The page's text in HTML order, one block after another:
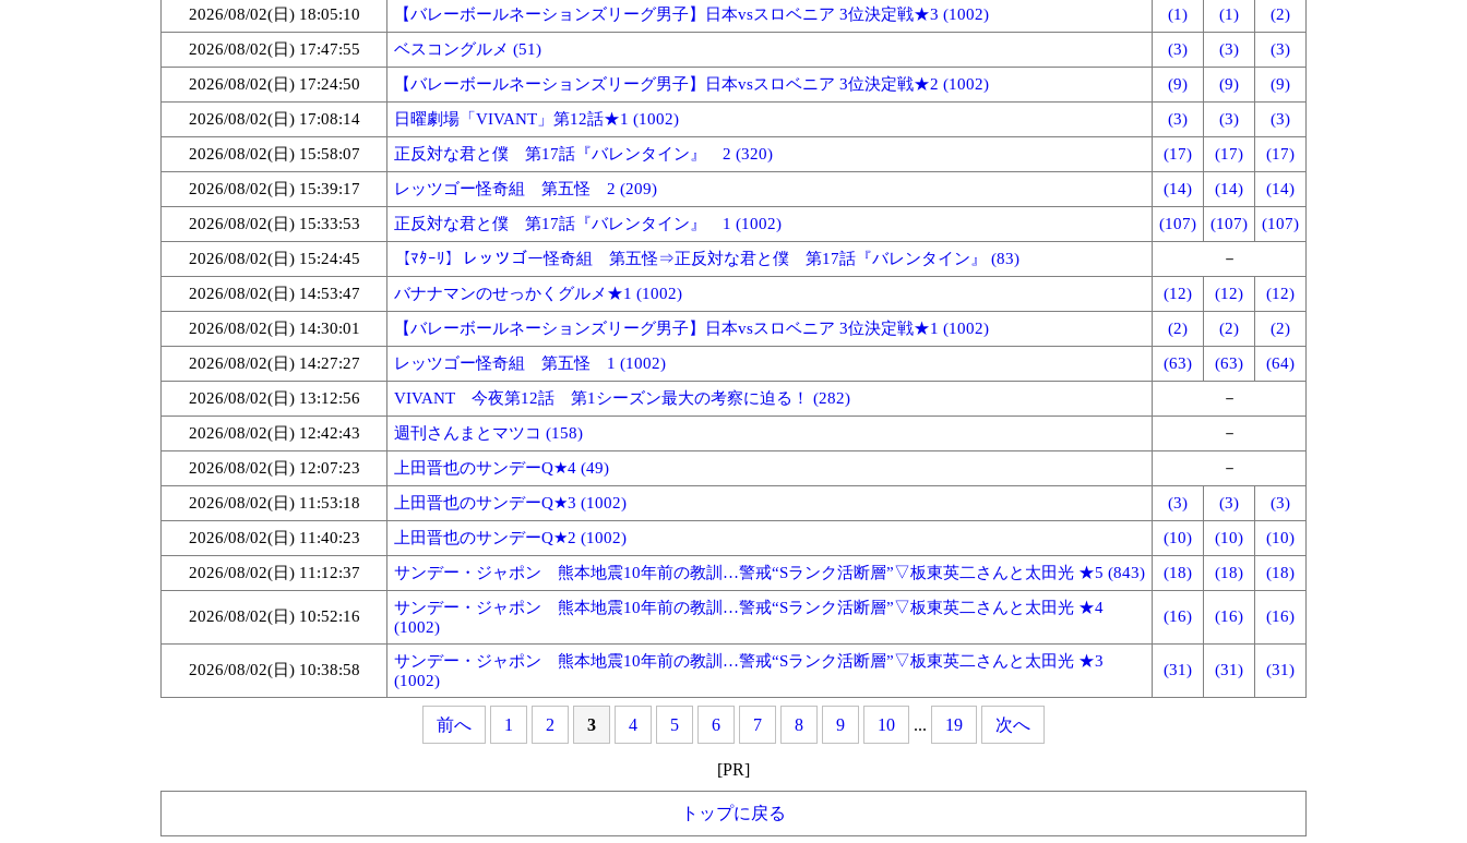
2026/08/02(日) 18:05:10
【バレーボールネーションズリーグ男子】日本vsスロベニア 3位決定戦★3 (1002) (1) (1)
(2)
2026/08/02(日) 17:47:55
ベスコングルメ (51) (3) (3)
(3)
2026/08/02(日) 17:24:50
【バレーボールネーションズリーグ男子】日本vsスロベニア 3位決定戦★2 (1002) (9) (9)
(9)
2026/08/02(日) 17:08:14
日曜劇場「VIVANT」第12話★1 (1002) (3) (3)
(3)
2026/08/02(日) 15:58:07
正反対な君と僕 第17話『バレンタイン』 2 (320) (17) (17)
(17)
2026/08/02(日) 15:39:17
レッツゴー怪奇組 第五怪 2 (209) (14) (14)
(14)
2026/08/02(日) 15:33:53
正反対な君と僕 第17話『バレンタイン』 1 (1002) (107) (107)
(107)
2026/08/02(日) 15:24:45
【ﾏﾀｰﾘ】レッツゴー怪奇組 第五怪⇒正反対な君と僕 第17話『バレンタイン』 (83)
－
2026/08/02(日) 14:53:47
バナナマンのせっかくグルメ★1 (1002) (12) (12)
(12)
2026/08/02(日) 14:30:01
【バレーボールネーションズリーグ男子】日本vsスロベニア 3位決定戦★1 (1002) (2) (2)
(2)
2026/08/02(日) 14:27:27
レッツゴー怪奇組 第五怪 1 (1002) (63) (63)
(64)
2026/08/02(日) 13:12:56
VIVANT 今夜第12話 第1シーズン最大の考察に迫る！ (282)
－
2026/08/02(日) 12:42:43
週刊さんまとマツコ (158)
－
2026/08/02(日) 12:07:23
上田晋也のサンデーQ★4 (49)
－
2026/08/02(日) 11:53:18
上田晋也のサンデーQ★3 (1002) (3) (3)
(3)
2026/08/02(日) 11:40:23
上田晋也のサンデーQ★2 (1002) (10) (10)
(10)
2026/08/02(日) 11:12:37
サンデー・ジャポン 熊本地震10年前の教訓…警戒“Sランク活断層”▽板東英二さんと太田光 ★5 (843) (18) (18) (18)
2026/08/02(日) 10:52:16
サンデー・ジャポン 熊本地震10年前の教訓…警戒“Sランク活断層”▽板東英二さんと太田光 ★4
(1002)
(16) (16) (16)
2026/08/02(日) 10:38:58
サンデー・ジャポン 熊本地震10年前の教訓…警戒“Sランク活断層”▽板東英二さんと太田光 ★3
(1002)
(31) (31) (31)
前へ 1 2 3 4 5 6 7 8 9 10 ... 19 次へ
[PR]
トップに戻る